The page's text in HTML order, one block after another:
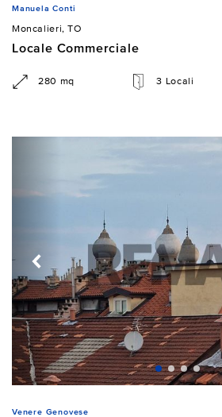
Manuela Conti
Moncalieri, TO
Locale Commerciale
280 mq 3 Locali
Venere Genovese